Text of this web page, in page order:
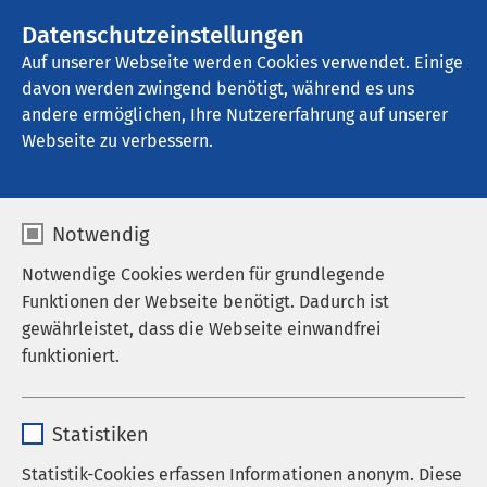
Datenschutzeinstellungen
Auf unserer Webseite werden Cookies verwendet. Einige
davon werden zwingend benötigt, während es uns
andere ermöglichen, Ihre Nutzererfahrung auf unserer
Webseite zu verbessern.
Notwendig
Notwendige Cookies werden für grundlegende
Funktionen der Webseite benötigt. Dadurch ist
gewährleistet, dass die Webseite einwandfrei
funktioniert.
Anbieter sgalinski
Statistiken
Statistik-Cookies erfassen Informationen anonym. Diese
AMEOS Klinikum Bad Aussee
Informationen für
Studierende
Ärztlicher Direktor Prim. Univ.-Prof. Dr. med. Marius
Nickel-Palczyński ist am AMEOS Klinikum Bad
Aussee für die universitäre Ausbildung
verantwortlich. Er hält auch eine ordentliche
Professur für psychosomatische Medizin und